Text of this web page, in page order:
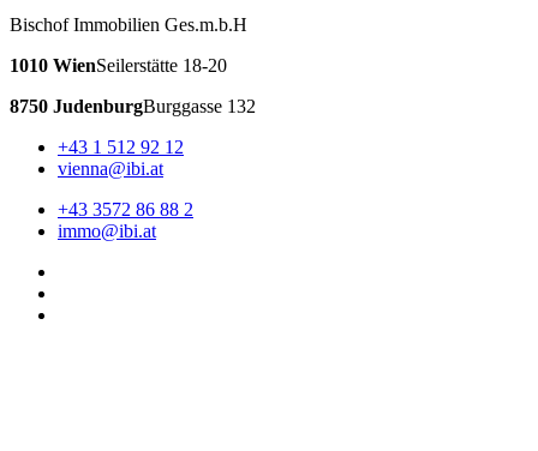
Bischof Immobilien Ges.m.b.H
1010 WienSeilerstätte 18-20
8750 JudenburgBurggasse 132
+43 1 512 92 12
vienna@ibi.at
+43 3572 86 88 2
immo@ibi.at